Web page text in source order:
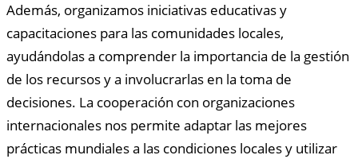
Además, organizamos iniciativas educativas y
capacitaciones para las comunidades locales,
ayudándolas a comprender la importancia de la gestión
de los recursos y a involucrarlas en la toma de
decisiones. La cooperación con organizaciones
internacionales nos permite adaptar las mejores
prácticas mundiales a las condiciones locales y utilizar